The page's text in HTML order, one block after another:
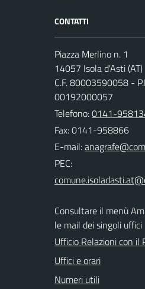
CONTATTI
Piazza Merlino n. 1
14057 Isola d'Asti (AT)
C.F. 80003590058 -
00192000057
Telefono:0141-
Fax: 0141-958866
E-mail:
PEC:
Consultare il menù
le mail dei singoli uffici
Ufficio Relazioni con il
Uffici e orari
Numeri utili